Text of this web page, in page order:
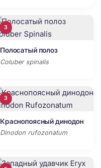
3
Полосатый полоз
Coluber spinalis
3
Краснопоясный динодон
Dinodon rufozonatum